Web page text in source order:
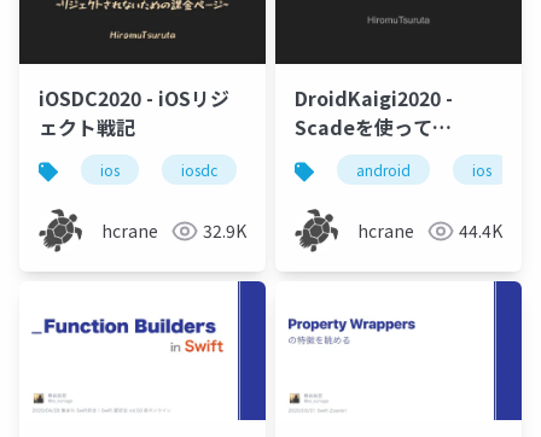
iOSDC2020 - iOSリジ
ェクト戦記
ios iosdc iosdc2020 swift
hcrane 32.9K
DroidKaigi2020 -
Scadeを使って
「Swift」で始める
Androidアプリ開発
android ios
hcrane 44.4K